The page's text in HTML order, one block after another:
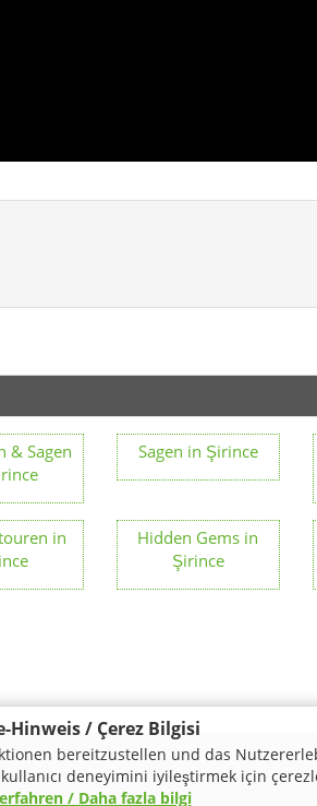
Hinweis / Çerez Bilgisi
bereitzustellen und das
deneyimini iyileştirmek için
/ Daha fazla bilgi
& Sagen
Sagen in Şirince
in
Hidden Gems in
Şirince